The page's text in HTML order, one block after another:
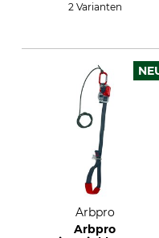
2 Varianten
Arbpro
Arbpro